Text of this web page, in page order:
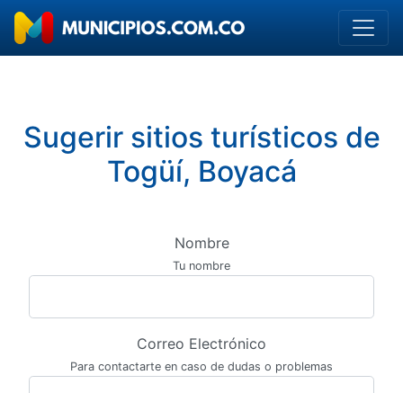
Sugerir sitios turísticos de
Togüí, Boyacá
Nombre
Tu nombre
Correo Electrónico
Para contactarte en caso de dudas o problemas